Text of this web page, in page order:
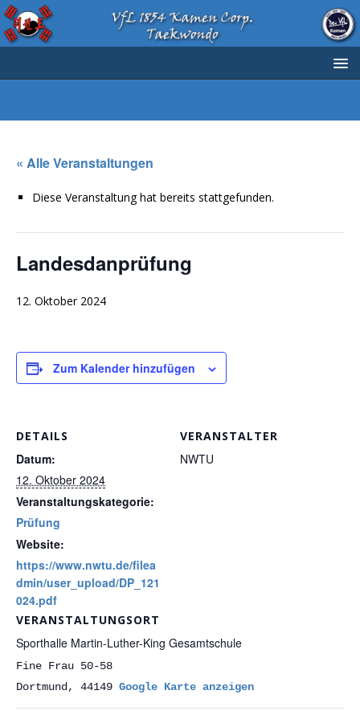
« Alle Veranstaltungen
Diese Veranstaltung hat bereits stattgefunden.
Landesdanprüfung
12. Oktober 2024
Zum Kalender hinzufügen
DETAILS
Datum:
12. Oktober 2024
Veranstaltungskategorie:
Prüfung
Website:
https://www.nwtu.de/filea
dmin/user_upload/DP_121
024.pdf
VERANSTALTUNGSORT
Sporthalle Martin-Luther-King Gesamtschule
Fine Frau 50-58
Dortmund , 44149 Google Karte anzeigen
VERANSTALTER
NWTU